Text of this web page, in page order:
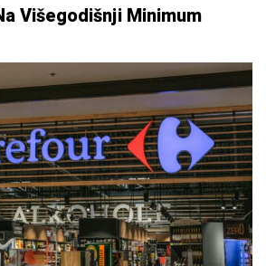
Višegodišnji Minimum